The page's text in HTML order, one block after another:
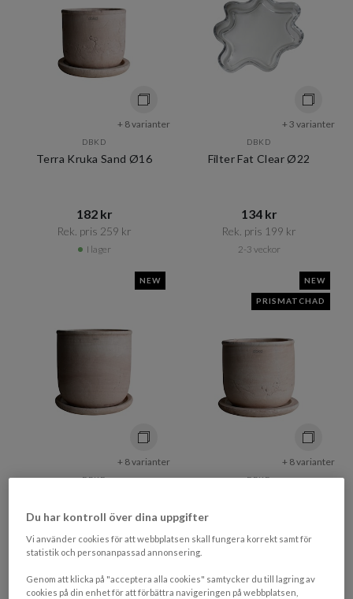
+ 8 varianter
DBKD
Terra Kruka Sand Ø16
182 kr​​
Rek. pris 259 kr​​
I lager
+ 3 varianter
DBKD
Filter Fat Clear Ø22
134 kr​​
Rek. pris 199 kr​​
2-3 veckor
NEW
+ 8 varianter
DBKD
I lager
NEW
PRISMATCHAD
+ 8 varianter
DBKD
I lager
Du har kontroll över dina uppgifter
Vi använder cookies för att webbplatsen skall fungera korrekt samt för
statistik och personanpassad annonsering.
Genom att klicka på "acceptera alla cookies" samtycker du till lagring av
cookies på din enhet för att förbättra navigeringen på webbplatsen,